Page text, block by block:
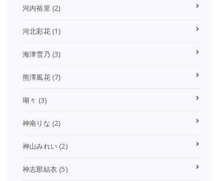
河内裕里 (2)
河北彩花(1)
海津雪乃 (3)
熊澤風花(7)
瑚々 (3)
神南りな (2)
神山みれい (2)
神志那結衣 (5)